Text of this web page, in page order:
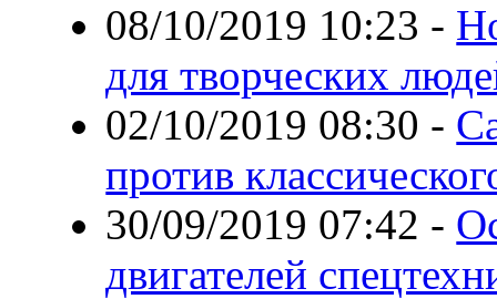
08/10/2019 10:23 -
для творческих
02/10/2019 08:30 -
против
30/09/2019 07:42 -
двигателей